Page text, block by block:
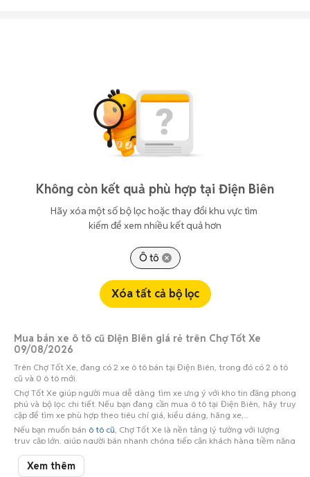
Không còn kết quả phù hợp tại Điện Biên
Hãy xóa một số bộ lọc hoặc thay đổi khu vực tìm
kiếm để xem nhiều kết quả hơn
Ô tô
Xóa tất cả bộ lọc
Mua bán xe ô tô cũ Điện Biên giá rẻ trên Chợ Tốt Xe
09/08/2026
Trên Chợ Tốt Xe, đang có 2 xe ô tô bán tại Điện Biên, trong đó có 2 ô tô
cũ và 0 ô tô mới.
Chợ Tốt Xe giúp người mua dễ dàng tìm xe ưng ý với kho tin đăng phong
phú và bộ lọc chi tiết. Nếu bạn đang cần mua ô tô tại Điện Biên, hãy truy
cập để tìm xe phù hợp theo tiêu chí giá, kiểu dáng, hãng xe,...
Nếu bạn muốn bán ô tô cũ, Chợ Tốt Xe là nền tảng lý tưởng với lượng
truy cập lớn, giúp người bán nhanh chóng tiếp cận khách hàng tiềm năng
Để mua bán ô tô hiệu quả tại Điện Biên, truy cập ngay Chợ Tốt Xe!
Xem thêm